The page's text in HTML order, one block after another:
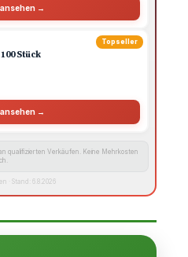
→
Topseller
Stück
→
qualifizierten Verkäufen. Keine Mehrkosten
· Stand: 6.8.2026